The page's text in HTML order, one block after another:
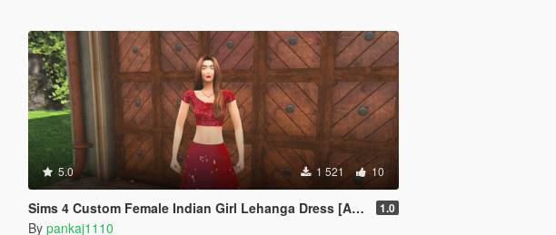
5.0 1 521 10
Sims 4 Custom Female Indian Girl Lehanga Dress [Add-On Ped] 1.0
By pankaj1110